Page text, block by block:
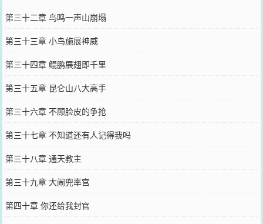
第三十二章 鸟鸣一声山崩塌
第三十三章 小鸟施展神威
第三十四章 鲲鹏展翅即千里
第三十五章 昆仑山八大高手
第三十六章 不顾脸皮的争抢
第三十七章 不知道还有人记得我吗
第三十八章 通天教主
第三十九章 大闹兜率宫
第四十章 你还给我封官